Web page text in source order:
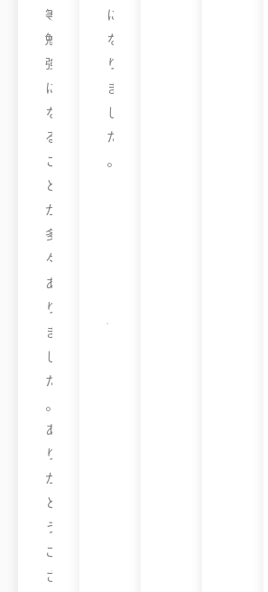
等
勉
強
に
な
る
こ
と
が
多
々
あ
り
ま
し
た
。
あ
り
が
と
う
ご
ざ
に
な
り
ま
し
た
。